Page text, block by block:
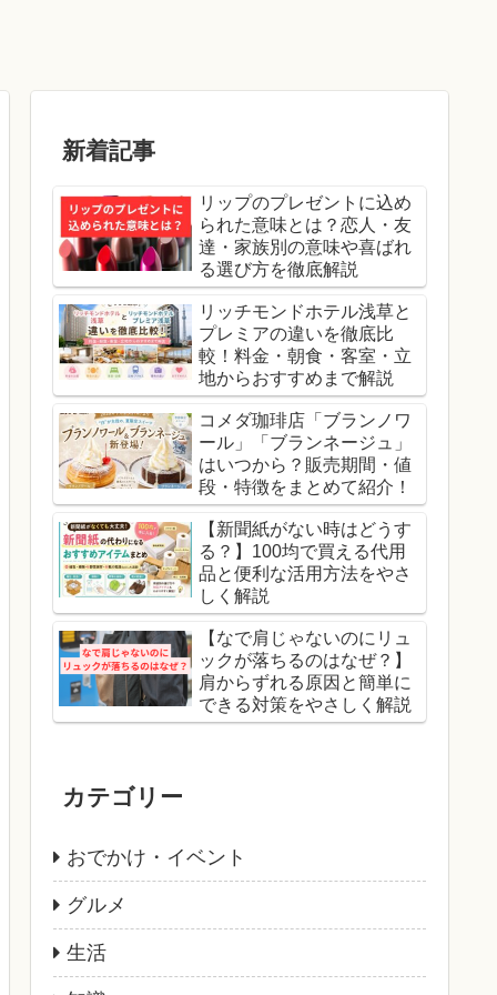
新着記事
リップのプレゼントに込め
られた意味とは？恋人・友
達・家族別の意味や喜ばれ
る選び方を徹底解説
リッチモンドホテル浅草と
プレミアの違いを徹底比
較！料金・朝食・客室・立
地からおすすめまで解説
コメダ珈琲店「ブランノワ
ール」「ブランネージュ」
はいつから？販売期間・値
段・特徴をまとめて紹介！
【新聞紙がない時はどうす
る？】100均で買える代用
品と便利な活用方法をやさ
しく解説
【なで肩じゃないのにリュ
ックが落ちるのはなぜ？】
肩からずれる原因と簡単に
できる対策をやさしく解説
カテゴリー
おでかけ・イベント
グルメ
生活